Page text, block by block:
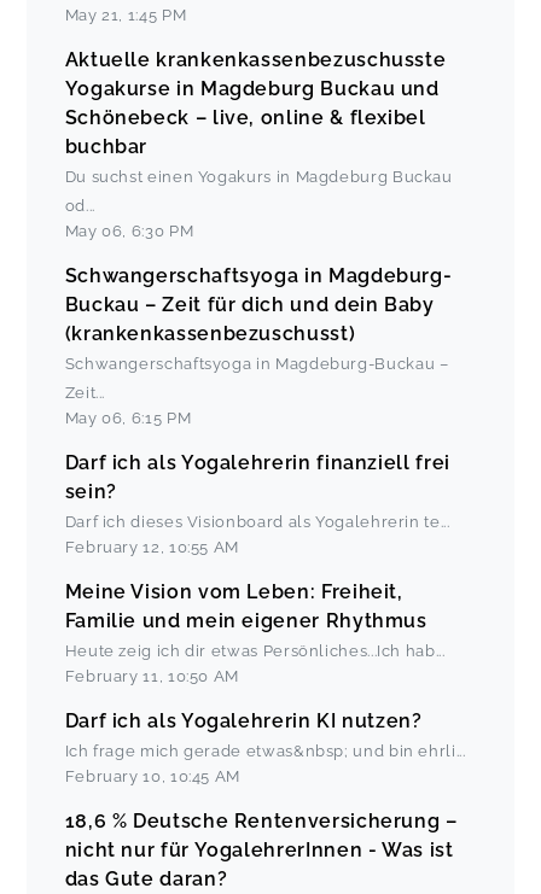
May 21
1:45 PM
Aktuelle krankenkassenbezuschusste
Yogakurse in Magdeburg Buckau und
Schönebeck – live, online & flexibel
buchbar
Du suchst einen Yogakurs in Magdeburg Buckau
od ...
May 06 6:30 PM
Schwangerschaftsyoga in Magdeburg-
Buckau – Zeit für dich und dein Baby
(krankenkassenbezuschusst)
Schwangerschaftsyoga in Magdeburg-Buckau –
Zeit...
May 06 6:15 PM
Darf ich als Yogalehrerin finanziell frei
sein?
Darf ich dieses Visionboard als Yogalehrerin te...
February 12 10:55 AM
Meine Vision vom Leben: Freiheit,
Familie und mein eigener Rhythmus
Heute zeig ich dir etwas Persönliches...Ich hab...
February 11
10:50 AM
Darf ich als Yogalehrerin KI nutzen?
Ich frage mich gerade etwas&nbsp; und bin ehrli ...
February 10 10:45 AM
18,6 % Deutsche Rentenversicherung –
nicht nur für YogalehrerInnen - Was ist
das Gute daran?